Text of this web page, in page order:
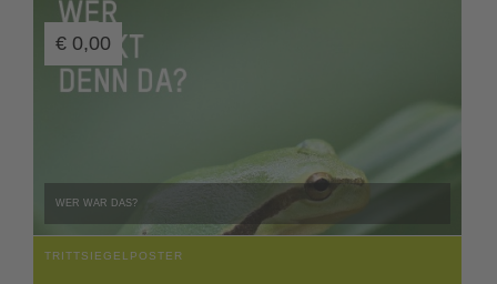
WER WAR DAS?
€ 0,00
TRITTSIEGELPOSTER